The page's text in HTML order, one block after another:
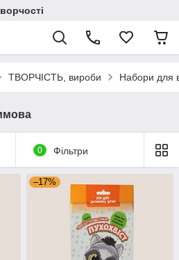
ТВОРЧІСТЬ, вироби Набори для
0 Фільтри
–17%